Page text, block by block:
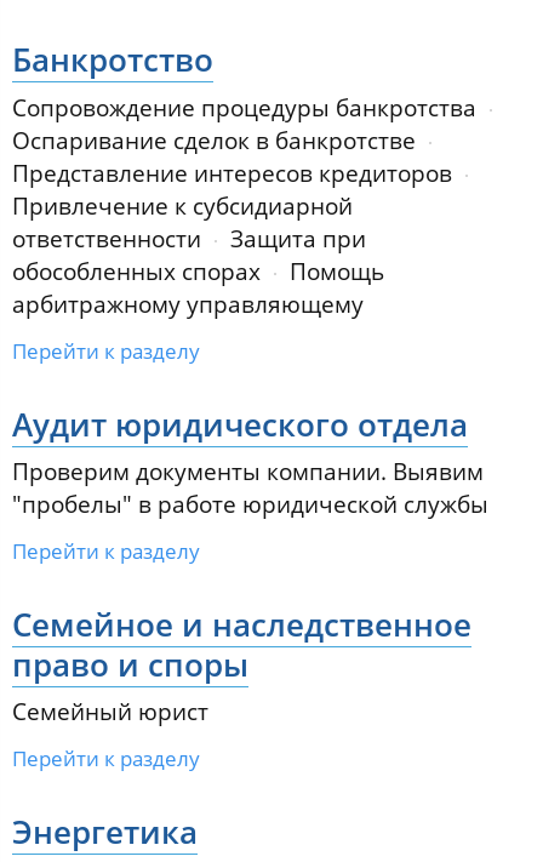
Банкротство
Сопровождение процедуры банкротства
Оспаривание сделок в банкротстве
Представление интересов кредиторов
Привлечение к субсидиарной
ответственности
Защита при
обособленных спорах
Помощь
арбитражному управляющему
Перейти к разделу
Аудит юридического отдела
Проверим документы компании. Выявим
"пробелы" в работе юридической службы
Перейти к разделу
Семейное и наследственное
право и споры
Семейный юрист
Перейти к разделу
Энергетика